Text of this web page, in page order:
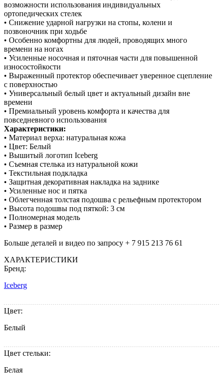
возможности использования индивидуальных
ортопедических стелек
• Снижение ударной нагрузки на стопы, колени и
позвоночник при ходьбе
• Особенно комфортны для людей, проводящих много
времени на ногах
• Усиленные носочная и пяточная части для повышенной
износостойкости
• Выраженный протектор обеспечивает уверенное сцепление
с поверхностью
• Универсальный белый цвет и актуальный дизайн вне
времени
• Премиальный уровень комфорта и качества для
повседневного использования
Характеристики:
• Материал верха: натуральная кожа
• Цвет: Белый
• Вышитый логотип Iceberg
• Съемная стелька из натуральной кожи
• Текстильная подкладка
• Защитная декоративная накладка на заднике
• Усиленные нос и пятка
• Облегченная толстая подошва с рельефным протектором
• Высота подошвы под пяткой: 3 см
• Полномерная модель
• Размер в размер
Больше деталей и видео по запросу + 7 915 213 76 61
ХАРАКТЕРИСТИКИ
Бренд:
Iceberg
Цвет:
Белый
Цвет стельки:
Белая